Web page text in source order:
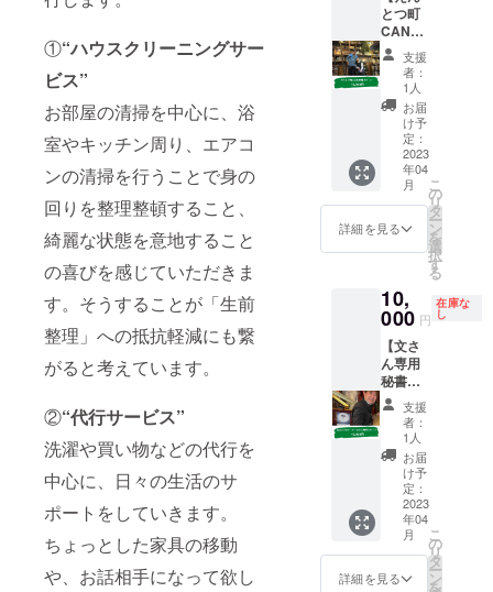
①“ハウスクリーニングサー
ビス”
お部屋の清掃を中心に、浴
室やキッチン周り、エアコ
ンの清掃を行うことで身の
回りを整理整頓すること、
綺麗な状態を意地すること
の喜びを感じていただきま
す。そうすることが「生前
整理」への抵抗軽減にも繋
がると考えています。
②“代行サービス”
洗濯や買い物などの代行を
中心に、日々の生活のサ
ポートをしていきます。
ちょっとした家具の移動
や、お話相手になって欲し
のみ」
とご記
入をお
願いい
たしま
す。
許可を
いただ
けた場
合に限
り、ご
本人の
お写真
やメッ
セージ
もお付
けして
送らせ
だきま
す。 ※
限：
2023年
4月1
日〜
2027年
3月31日
サービ
スに充
てさせ
ていた
だいた
かのご
報告
メール
を送ら
せてい
ただき
利用者
さまの
けた場
合に限
り、ご
本人の
お写真
やメッ
セージ
もお付
けして
送らせ
ていた
だきま
す。 ※
権利有
効期
2023年
さい。
です。
本郷と
CANDY
えんと
つ町店
にてラ
ンチが
できる
権利と
させて
いただ
きま
す。 ※
日〜
2024年
4月1日
※実施回
数 : 1回
※当日の
飲食代
はしん
やくん
のご負
担とさ
せてい
ただき
ます。
※しんや
くん以
外の方
とつ町
CANDY
専用秘
書権】
えんと
つ町
Candy
オー
ナー専
用のリ
ターン
です。
今後、
えんと
つ町
が企画
される
イベン
トのサ
ポート
を1日
ガッツ
リさせ
ていた
だきま
す！ 有
効期
限：
2023年
4月1
日〜
2024年
支援
者：
1人
お届
け予
定：
2023
年04
月
詳細を見る
こ
の
リ
タ
ー
ン
を
選
択
す
る
10,
000 円
在庫な
し
【文さ
ん専用
秘書
権】 山
口
Candy
オー
ナー・
文さん
専用の
リター
ンで
す。 文
さんの
支援
者：
1人
お届
け予
定：
2023
年04
月
詳細を見る
こ
の
リ
タ
ー
ン
を